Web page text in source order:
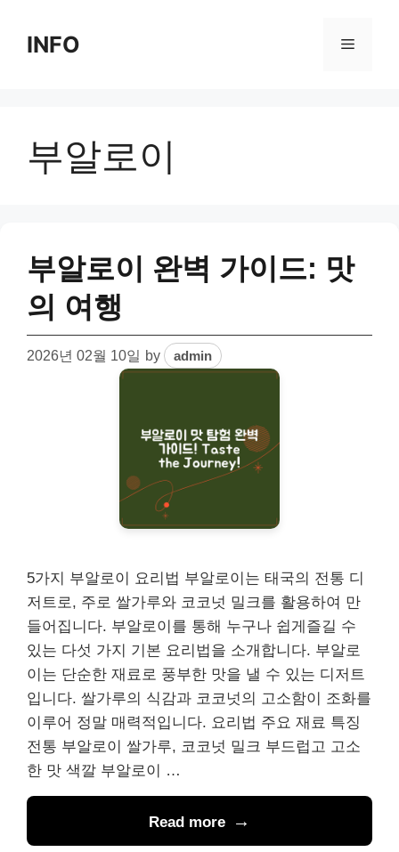
contentINFO Menu
부알로이
부알로이 완벽 가이드: 맛
의 여행
2026년 02월 10일 by admin
5가지 부알로이 요리법 부알로이는 태국의 전통 디
저트로, 주로 쌀가루와 코코넛 밀크를 활용하여 만
들어집니다. 부알로이를 통해 누구나 쉽게즐길 수
있는 다섯 가지 기본 요리법을 소개합니다. 부알로
이는 단순한 재료로 풍부한 맛을 낼 수 있는 디저트
입니다. 쌀가루의 식감과 코코넛의 고소함이 조화를
이루어 정말 매력적입니다. 요리법 주요 재료 특징
전통 부알로이 쌀가루, 코코넛 밀크 부드럽고 고소
한 맛 색깔 부알로이 …
Read more